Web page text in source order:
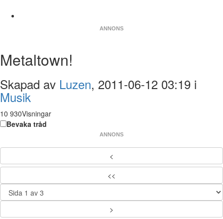
ANNONS
Metaltown!
Skapad av Luzen, 2011-06-12 03:19 i
Musik
10 930Visningar
Bevaka tråd
ANNONS
<
<<
>